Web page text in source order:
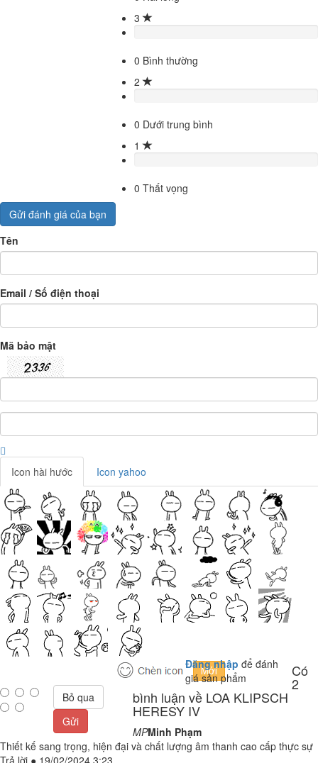
3
0 Bình thường
2
0 Dưới trung bình
1
0 Thất vọng
Gửi đánh giá của bạn
Tên
Email / Số điện thoại
Mã bảo mật
Icon hài hước Icon yahoo
Đăng nhập để đánh
giá sản phẩm
Bỏ qua
Gửi
Có
2
bình luận về LOA KLIPSCH
HERESY IV
MPMinh Phạm
Thiết kế sang trọng, hiện đại và chất lượng âm thanh cao cấp thực sự
Trả lời ● 19/02/2024 3:23